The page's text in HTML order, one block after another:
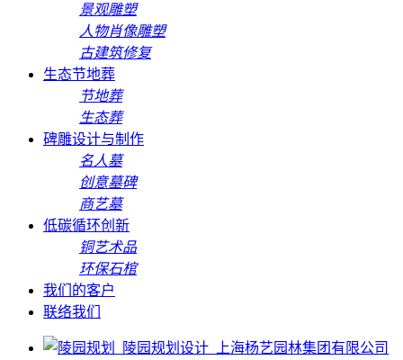
景观雕塑
人物肖像雕塑
古建筑修复
生态节地葬
节地葬
生态葬
碑雕设计与制作
名人墓
创意墓碑
商艺墓
低碳循环创新
铜艺术品
环保石棺
我们的客户
联络我们